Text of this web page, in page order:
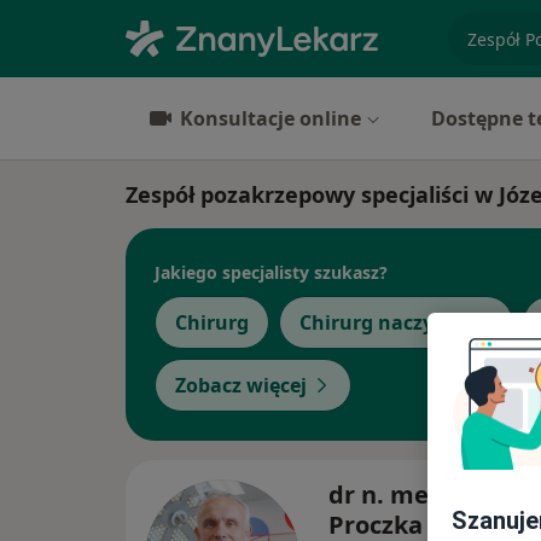
Konsultacje online Dostępne
Zespół pozakrzepowy specjaliści w
Jakiego specjalisty szukasz?
Chirurg Chirurg naczyniowy
Zobacz więcej
dr n. med. Robert
Proczka